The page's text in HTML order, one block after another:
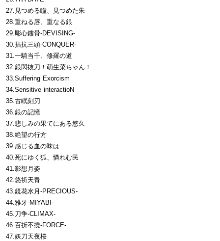
27.見つめる瞳、見つめた朱
28.重ねる唇、重なる銀
29.彫心鏤骨-DEVISING-
30.拮抗三頭-CONQUER-
31.一騎当千、修羅の道
32.銀閃抜刀！萌生菜ちゃん！
33.Suffering Exorcism
34.Sensitive interactioN
35.古眠刻刃
36.銀の記憶
37.悲しみの果てにある悠久
38.絶望の行方
39.感じる血の味は
40.死にゆく狐、憐れむ民
41.影想月姿
42.悠祈天青
43.鏡花水月-PRECIOUS-
44.雅牙-MIYABI-
45.刀争-CLIMAX-
46.百折不撓-FORCE-
47.妖刀天夜桜